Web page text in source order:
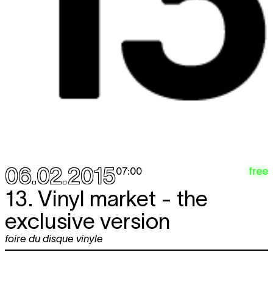
06.02.201507:00 free
13. Vinyl market - the
exclusive version
foire du disque vinyle